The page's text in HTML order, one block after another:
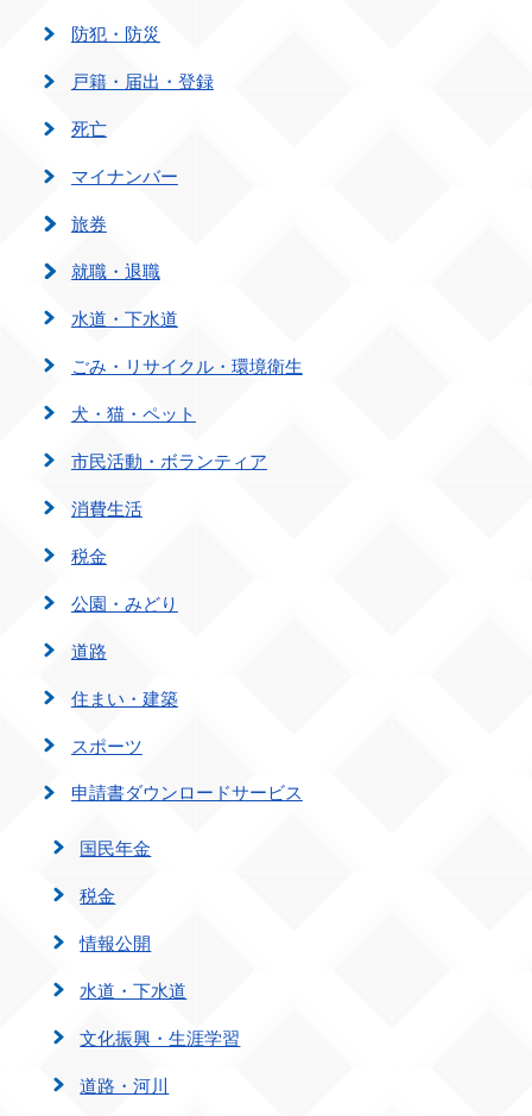
防犯・防災
戸籍・届出・登録
死亡
マイナンバー
旅券
就職・退職
水道・下水道
ごみ・リサイクル・環境衛生
犬・猫・ペット
市民活動・ボランティア
消費生活
税金
公園・みどり
道路
住まい・建築
スポーツ
申請書ダウンロードサービス
国民年金
税金
情報公開
水道・下水道
文化振興・生涯学習
道路・河川